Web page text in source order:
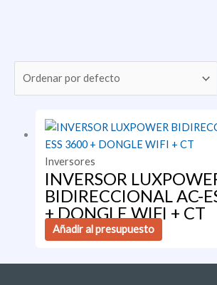
Inversores
INVERSOR
BIDIRECCIONAL AC-
+ DONGLE WIFI + CT
Añadir al presupuesto